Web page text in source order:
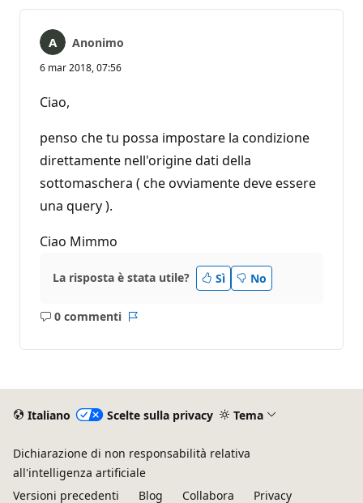
Anonimo
6 mar 2018, 07:56
Ciao,
penso che tu possa impostare la condizione
direttamente nell'origine dati della
sottomaschera ( che ovviamente deve essere
una query ).
Ciao Mimmo
La risposta è stata utile? Sì No
0 commenti
Nessun
Italiano Scelte sulla privacy Tema
Dichiarazione di non responsabilità relativa
all'intelligenza artificiale
Versioni precedenti
Blog Collabora Privacy